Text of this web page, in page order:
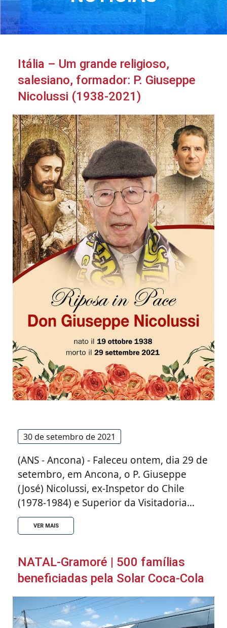
Itália – Um grande religioso,
salesiano, formador: P. Giuseppe
Nicolussi (1938-2021)
30 de setembro de 2021
(ANS - Ancona) - Faleceu ontem, dia 29 de
setembro, em Ancona, o P. Giuseppe
(José) Nicolussi, ex-Inspetor do Chile
(1978-1984) e Superior da Visitadoria
"Maria Sede della Sapienza" da
Universidade Pontifícia Salesiana (UPS)
Conselheiro Geral para a Formação por
dois mandatos (1990-2002). “O P.
Nicolussi foi um homem de grande fé e
humanidade, salesiano e religioso
exemplar, que deu uma contribuição
VER MAIS
NATAL-Gramoré | 500 famílias
beneficiadas pela Solar Coca-Cola